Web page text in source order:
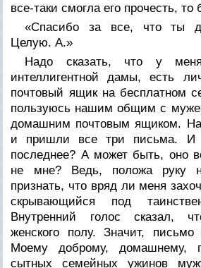
все-таки смогла его прочесть,
«Спасибо за все, что ты
Целую. А.»
Надо сказать, что у
интеллигентной дамы, есть
почтовый ящик на бесплатном
пользуюсь нашим общим с
домашним почтовым ящиком. На
и пришли все три письма. И
последнее? А может быть, оно
не мне? Ведь, положа руку
признать, что вряд ли меня
скрывающийся под
Внутренний голос сказал,
женского полу. Значит, письмо
Моему доброму, домашнему,
сытных семейных ужинов